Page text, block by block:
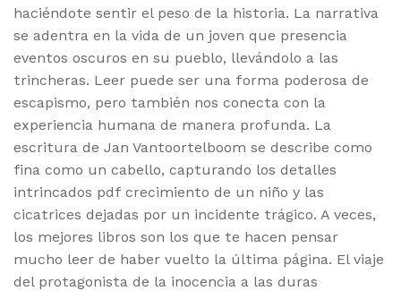
haciéndote sentir el peso de la historia. La narrativa
se adentra en la vida de un joven que presencia
eventos oscuros en su pueblo, llevándolo a las
trincheras. Leer puede ser una forma poderosa de
escapismo, pero también nos conecta con la
experiencia humana de manera profunda. La
escritura de Jan Vantoortelboom se describe como
fina como un cabello, capturando los detalles
intrincados pdf crecimiento de un niño y las
cicatrices dejadas por un incidente trágico. A veces,
los mejores libros son los que te hacen pensar
mucho leer de haber vuelto la última página. El viaje
del protagonista de la inocencia a las duras